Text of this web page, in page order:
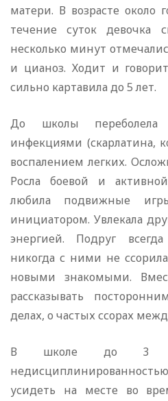
матери. В возрасте около
течение суток девочка
несколько минут
и цианоз. Ходит и
сильно картавила до 5 лет.
До школы переболела
инфекциями (скарлатина,
воспалением легких.
Росла боевой и
любила подвижные
инициатором. Увлекала
энергией. Подруг
никогда с ними не
новыми знакомыми.
рассказывать
делах, о частых ссорах
В школе до 3
усидеть на месте во